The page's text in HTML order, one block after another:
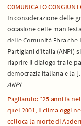
COMUNICATO
In considerazione delle
occasione delle
delle Comunità Ebraiche
Partigiani d'Italia (ANPI)
riaprire il dialogo tra le
democrazia italiana e la
ANPI
Pagliarulo: "25 anni fa
quel 2001, il clima oggi
colloca la morte di